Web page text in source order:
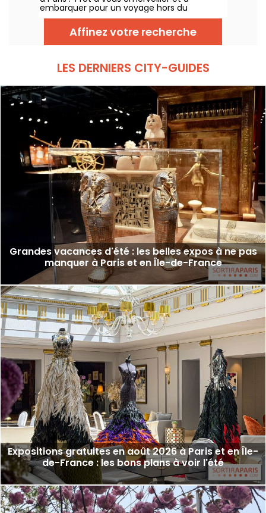
embarquer pour un voyage hors du
temps dans un lieu mythique du patrimoine
? Courrez découvrir AURA INVALIDES, un
spectacle son et lumière, pour découvrir
l’iconique Dôme des Invalides, à la tombée
Dôme, qui saura séduire petits et grands.
Affinez votre recherche
LES DERNIERS CITY-GUIDES
Grandes vacances d'été : les belles expos à ne pas
manquer à Paris et en Île-de-France
Expositions gratuites en août 2026 à Paris et en Île-
de-France : les bons plans à voir l'été